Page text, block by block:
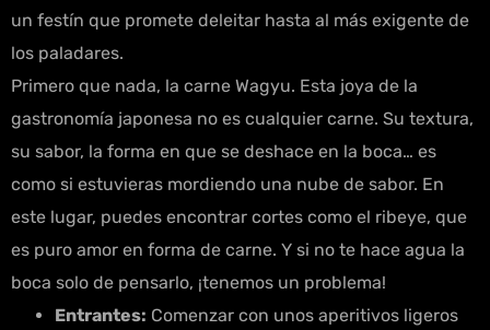
un festín que promete deleitar hasta al más exigente de
los paladares.
Primero que nada, la carne Wagyu. Esta joya de la
gastronomía japonesa no es cualquier carne. Su textura,
su sabor, la forma en que se deshace en la boca… es
como si estuvieras mordiendo una nube de sabor. En
este lugar, puedes encontrar cortes como el ribeye, que
es puro amor en forma de carne. Y si no te hace agua la
boca solo de pensarlo, ¡tenemos un problema!
Entrantes: Comenzar con unos aperitivos ligeros